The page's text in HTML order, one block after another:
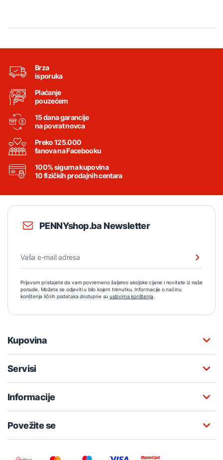
Brza
isporuka
Plaćanje
pouzećem
15 dana garancije
na povrat novca
Preko 125.000
fanova na Facebooku
100% sigurna kupovina
10 fizičkih prodajnih centara
PENNYshop.ba Newsletter
Prijavom pristajete da vam povremeno šaljemo akcijske cijene i novitete iz naše
ponude. Možete se odjaviti u bilo kojem trenutku. Informacije o načinu
korištenja ličnih podataka dostupne su uslovima korištenja.
Kupovina
Servisi
Informacije
Povežite se